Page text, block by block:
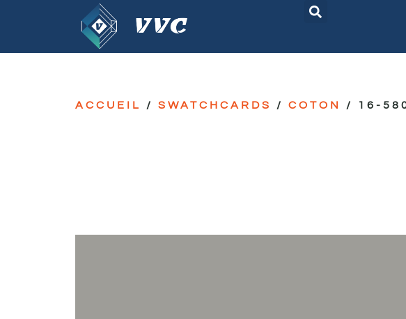
ACCUEIL / SWATCHCARDS / COTON / 16-